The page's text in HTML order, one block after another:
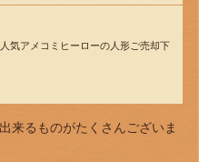
気アメコミヒーローの人形ご売却下
来るものがたくさんございま